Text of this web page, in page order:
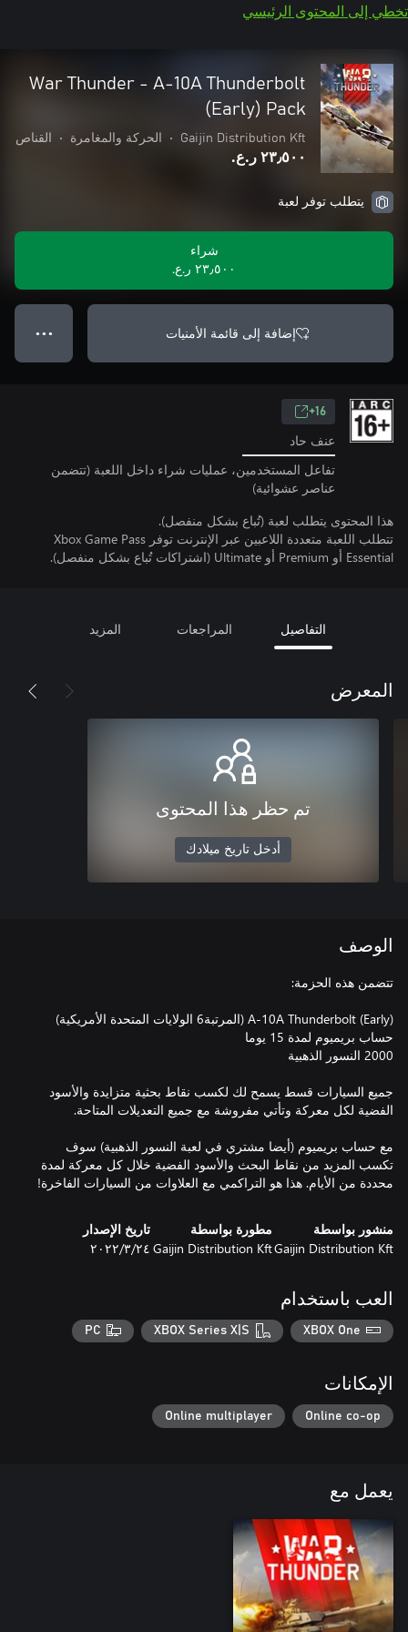
تخطي إلى المحتوى الرئيسي
War Thunder - A-10A Thunderbolt
(Early) Pack
Gaijin Distribution Kft
• الحركة والمغامرة • القناص
٢٣٫٥٠٠ ر.ع.‏
يتطلب توفر لعبة
شراء
٢٣٫٥٠٠ ر.ع.‏
إضافة إلى قائمة الأمنيات ● ● ●
16+
عنف حاد
تفاعل المستخدمين، عمليات شراء داخل اللعبة (تتضمن
عناصر عشوائية)
هذا المحتوى يتطلب لعبة (تُباع بشكل منفصل).
تتطلب اللعبة متعددة اللاعبين عبر الإنترنت توفر Xbox Game Pass
Essential أو Premium أو Ultimate (اشتراكات تُباع بشكل منفصل).
التفاصيل المراجعات المزيد
المعرض
تم حظر هذا المحتوى
أدخل تاريخ ميلادك
الوصف
جميع السيارات قسط يسمح لك لكسب نقاط بحثية متزايدة والأسود
مع حساب بريميوم (أيضا مشتري في لعبة النسور الذهبية) سوف
تكسب المزيد من نقاط البحث والأسود الفضية خلال كل معركة لمدة
محددة من الأيام. هذا هو التراكمي مع العلاوات من السيارات الفاخرة!
منشور بواسطة
Gaijin Distribution Kft
مطورة بواسطة
Gaijin Distribution Kft
تاريخ الإصدار
٢٤‏/٣‏/٢٠٢٢
العب باستخدام
XBOX One
XBOX Series X|S
PC
الإمكانات
Online co-op
Online multiplayer
يعمل مع